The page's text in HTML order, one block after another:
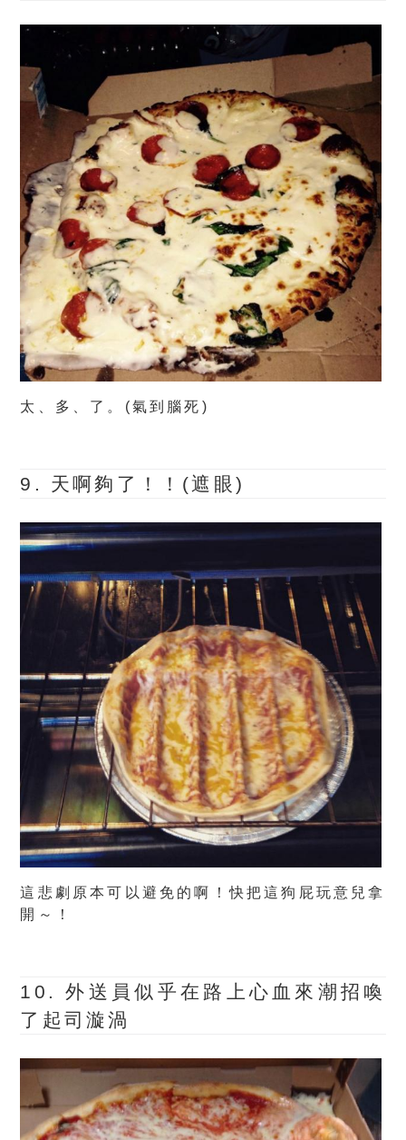
太、多、了。 (氣到腦死)
9. 天啊夠了！！(遮眼)
這悲劇原本可以避免的啊！快把這狗屁玩意兒拿
開～！
10. 外送員似乎在路上心血來潮招喚
了起司漩渦